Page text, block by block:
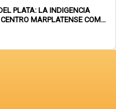
PLATA: LA INDIGENCIA
MARPLATENSE COMO